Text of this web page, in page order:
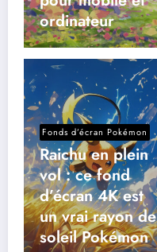
ordinateur
Fonds d’écran Pokémon
Raichu en plein
vol : ce fond
d’écran 4K est
un vrai rayon de
soleil Pokémon